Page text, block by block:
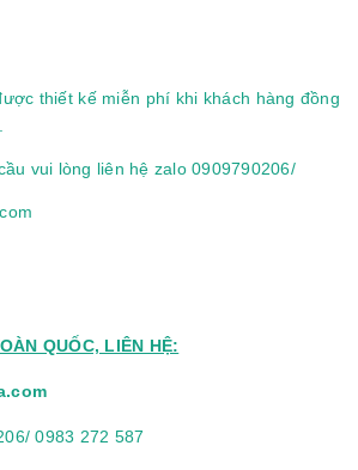
thiết kế miễn phí khi khách hàng đồng
vui lòng liên hệ zalo 0909790206/
QUỐC, LIÊN HỆ:
0983 272 587